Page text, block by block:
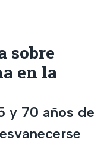
sobre
en la
y 70 años de